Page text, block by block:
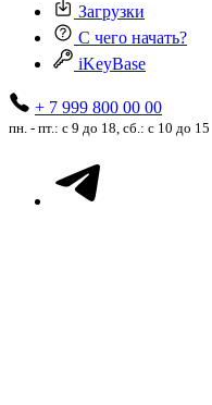
Загрузки
С чего начать?
iKeyBase
+ 7 999 800 00 00
пн. - пт.: с 9 до 18, сб.: с 10 до 15